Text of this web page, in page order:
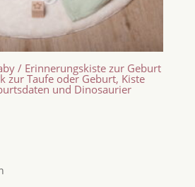
/ Erinnerungskiste zur Geburt
zur Taufe oder Geburt, Kiste
und Dinosaurier